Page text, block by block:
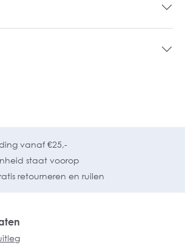
vanaf €25,-
staat voorop
retourneren en ruilen